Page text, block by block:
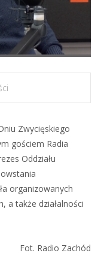
Zwycięskiego
gościem Radia
Oddziału
organizowanych
a także działalności
Fot. Radio Zachód